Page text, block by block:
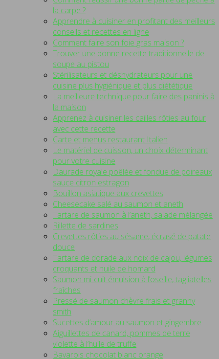
la carpe ?
Apprendre à cuisiner en profitant des meilleurs
conseils et recettes en ligne
Comment faire son foie gras maison ?
Trouver une bonne recette traditionnelle de
soupe au pistou
Stérilisateurs et déshydrateurs pour une
cuisine plus hygiénique et plus diététique
La meilleure technique pour faire des paninis à
la maison
Apprenez à cuisiner les cailles rôties au four
avec cette recette
Carte et menus restaurant Italien
Le matériel de cuisson, un choix déterminant
pour votre cuisine
Daurade royale poêlée et fondue de poireaux
sauce citron estragon
Bouillon asiatique aux crevettes
Cheesecake salé au saumon et aneth
Tartare de saumon à l’aneth, salade mélangée
Rillette de sardines
Crevettes rôties au sésame, écrasé de patate
douce
Tartare de dorade aux noix de cajou, légumes
croquants et huile de homard
Saumon mi-cuit émulsion à l’oseille, tagliatelles
fraîches
Pressé de saumon chèvre frais et granny
smith
Sucettes d’amour au saumon et gingembre
Aiguillettes de canard, pommes de terre
violette à l’huile de truffe
Bavarois chocolat blanc orange